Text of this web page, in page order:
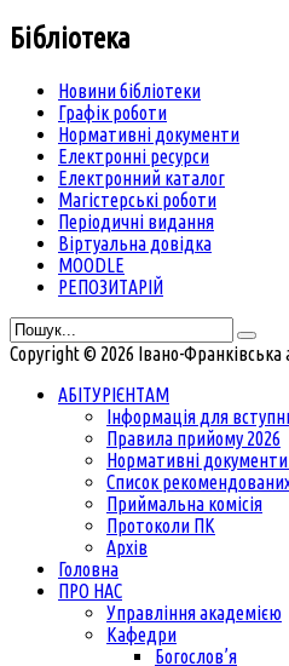
Бібліотека
Новини бібліотеки
Графік роботи
Нормативні документи
Електронні ресурси
Електронний каталог
Магістерські роботи
Періодичні видання
Віртуальна довідка
MOODLE
РЕПОЗИТАРІЙ
Copyright © 2026 Івано-Франківська
АБІТУРІЄНТАМ
Інформація для
Правила прийому 2026
Нормативні
Список
Приймальна комісія
Протоколи ПК
Архів
Головна
ПРО НАС
Управління академією
Кафедри
Богослов’я